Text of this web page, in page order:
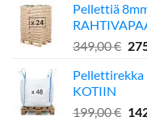
oli:
Pellettiä
349,00€
oli:
Pellettirekka
KOTIIN
199,00€